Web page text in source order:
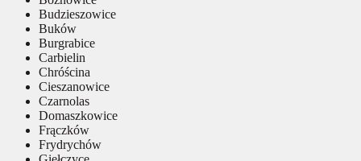
Budzieszowice
Buków
Burgrabice
Carbielin
Chróścina
Cieszanowice
Czarnolas
Domaszkowice
Frączków
Frydrychów